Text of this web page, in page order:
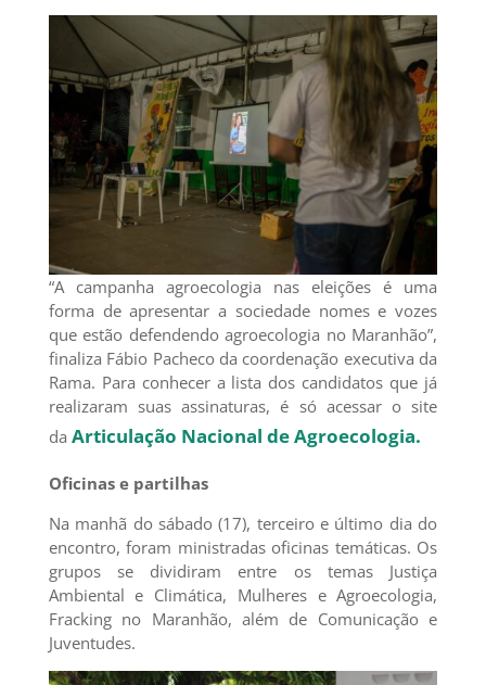
“A campanha agroecologia nas eleições é uma
forma de apresentar a sociedade nomes e vozes
que estão defendendo agroecologia no Maranhão”,
finaliza Fábio Pacheco da coordenação executiva da
Rama. Para conhecer a lista dos candidatos que já
realizaram suas assinaturas, é só acessar o site
da Articulação Nacional de Agroecologia.
Oficinas e partilhas
Na manhã do sábado (17), terceiro e último dia do
encontro, foram ministradas oficinas temáticas. Os
grupos se dividiram entre os temas Justiça
Ambiental e Climática, Mulheres e Agroecologia,
Fracking no Maranhão, além de Comunicação e
Juventudes.